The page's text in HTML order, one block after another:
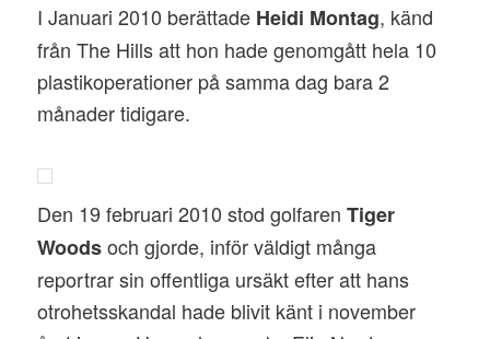
I Januari 2010 berättade Heidi Montag, känd
från The Hills att hon hade genomgått hela 10
plastikoperationer på samma dag bara 2
månader tidigare.
Den 19 februari 2010 stod golfarenTiger
Woodsoch gjorde, inför väldigt många
reportrar sin offentliga ursäkt efter att hans
otrohetsskandal hade blivit känt i november